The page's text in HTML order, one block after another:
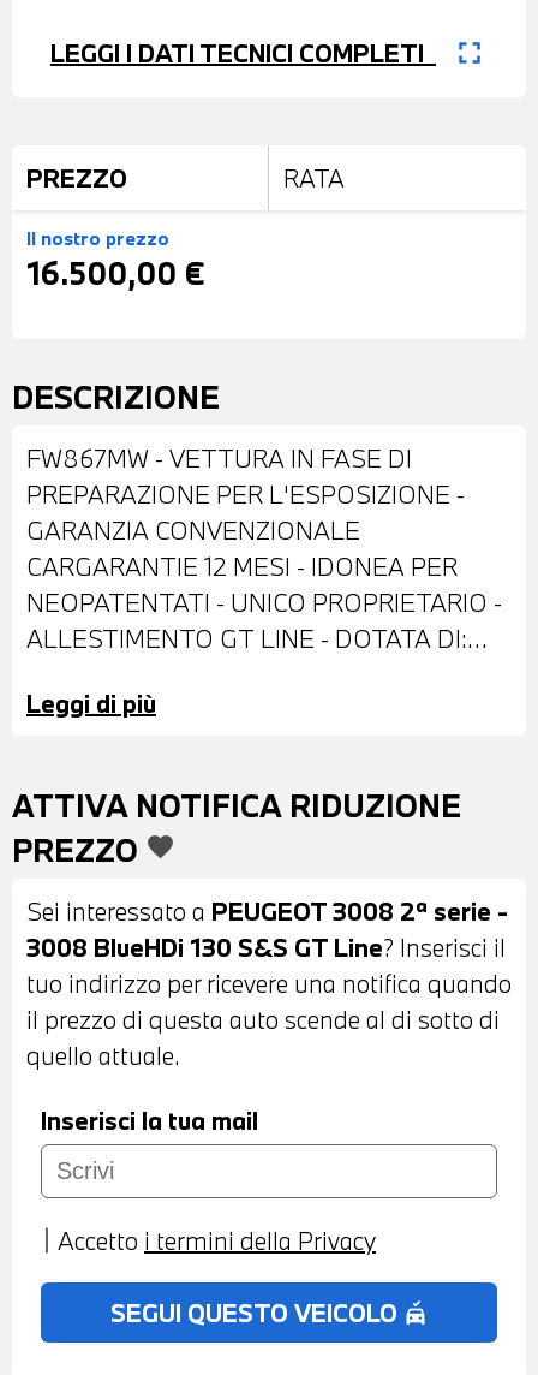
LEGGI I DATI TECNICI COMPLETI fullscreen
PREZZO RATA
Il nostro prezzo
16.500,00 €
DESCRIZIONE
FW867MW - VETTURA IN FASE DI
PREPARAZIONE PER L'ESPOSIZIONE -
GARANZIA CONVENZIONALE
CARGARANTIE 12 MESI - IDONEA PER
NEOPATENTATI - UNICO PROPRIETARIO -
ALLESTIMENTO GT LINE - DOTATA DI:
CERCHI IN LEGA DA 18" - FARI LED -
A CONTRASTO NERO - VETRI
POSTERIORI E LUNOTTO OSCURATI -
POSTERIORI - TELECAMERA
POSTERIORE CON VISIOPARK 180° -
INTERNI IN STOFFA MISTO PELLE NERA -
VOLANTE IN PELE CON COMANDI
MULTIFUNZIONE - CRUISE CONTROL -
CAMBIO MANUALE - NAVIGATORE -
BLUETOOTH - USB - CLIMATIZZATORE
AUTOMATICO BIZONA - BRACCIOLO
PROVA - POSSIBILITA' DI PERMUTA -
POSSIBILITA' DI FINANZIAMENTO ANCHE
PER L'INTERO IMPORTO
Leggi di più
ATTIVA NOTIFICA RIDUZIONE
PREZZO favorite
Sei interessato a PEUGEOT 3008 2ª serie -
3008 BlueHDi 130 S&S GT Line? Inserisci il
tuo indirizzo per ricevere una notifica quando
il prezzo di questa auto scende al di sotto di
quello attuale.
Inserisci la tua mail
Accetto i termini della Privacy
SEGUI QUESTO VEICOLO no_crash